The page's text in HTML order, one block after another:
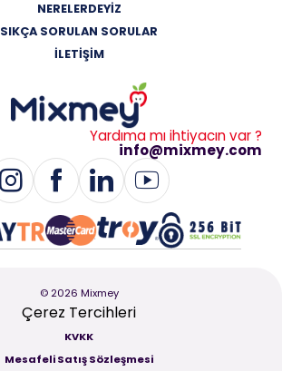
NERELERDEYİZ
SIKÇA SORULAN SORULAR
İLETİŞİM
Yardıma mı ihtiyacın var ?
info@mixmey.com
© 2026 Mixmey
Çerez Tercihleri
KVKK
Mesafeli Satış Sözleşmesi